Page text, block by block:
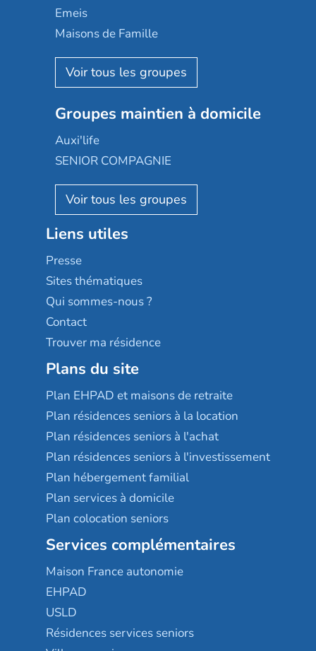
Domusvi
Happy Senior
Aquarelia
Nexity edenea
Les jardins d'Arcadie
Occitalia
Appartseniors
Reseda
Stella management
Les villages d'or
Sérénys
Résidences services Villa Médicis
Emeis
Maisons de Famille
Korian
Emera
Groupe SOS
Le Noble Âge
Almage
Résidalya
Groupe aplus
Groupes maintien à domicile
Auxi'life
SENIOR COMPAGNIE
AGE D'OR Services
Liens utiles
Presse
Sites thématiques
Qui sommes-nous ?
Contact
Trouver ma résidence
Plans du site
Plan EHPAD et maisons de retraite
Plan résidences seniors à la location
Plan résidences seniors à l'achat
Plan résidences seniors à l'investissement
Plan hébergement familial
Plan services à domicile
Plan colocation seniors
Services complémentaires
Maison France autonomie
EHPAD
USLD
Résidences services seniors